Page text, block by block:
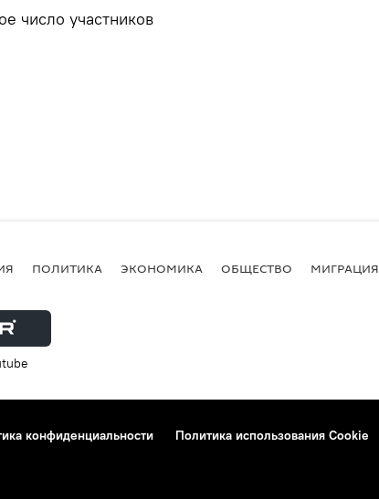
число участников
ПОЛИТИКА ЭКОНОМИКА ОБЩЕСТВО МИГРАЦИЯ
конфиденциальности
Политика использования Cookie